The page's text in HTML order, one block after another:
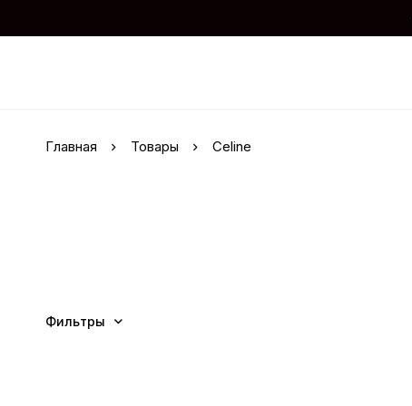
Главная Товары Celine
Фильтры